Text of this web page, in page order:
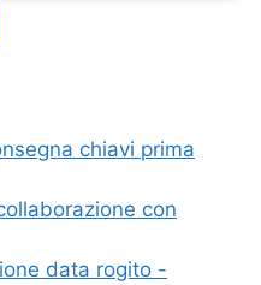
chiavi prima
con
data rogito -